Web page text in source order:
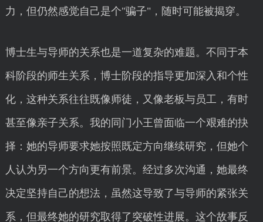
力，但仍然感觉自己是个"骗子"，随时可能被揭穿。
博士生与导师的关系也是一道复杂的难题。不同于本
科阶段的师生关系，博士阶段的指导更加深入和个性
化，这种关系往往既像师徒，又像老板与员工，有时
甚至像亲子关系。我的同门小王曾面临一个艰难的抉
择：她的导师要求她按照既定方向继续研究，但她个
人认为另一个方向更有前景。经过多次沟通，她最终
决定坚持自己的想法，虽然这导致了与导师的紧张关
系，但最终她的研究取得了突破性进展。这个故事反